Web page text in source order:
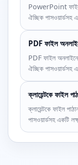
PowerPoint ফাইল
ঐচ্ছিক পাসওয়ার্ডসহ
PDF ফাইল
PDF ফাইল
ঐচ্ছিক পাসওয়ার্ডসহ
ক্লায়েন্টকে ফাইল
ক্লায়েন্টকে ফাইল
পাসওয়ার্ডসহ একটি